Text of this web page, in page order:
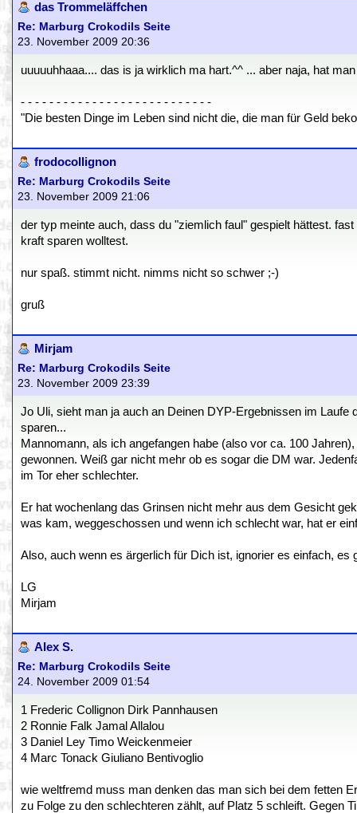
das Trommeläffchen
Re: Marburg Crokodils Seite
23. November 2009 20:36
uuuuuhhaaa.... das is ja wirklich ma hart.^^ ... aber naja, hat
- - - - - - - - - - - - - - - - - - - - - - - - - - -
"Die besten Dinge im Leben sind nicht die, die man für Geld
frodocollignon
Re: Marburg Crokodils Seite
23. November 2009 21:06
der typ meinte auch, dass du "ziemlich faul" gespielt hättest.
kraft sparen wolltest.
nur spaß. stimmt nicht. nimms nicht so schwer ;-)
gruß
Mirjam
Re: Marburg Crokodils Seite
23. November 2009 23:39
Jo Uli, sieht man ja auch an Deinen DYP-Ergebnissen im
sparen...
Mannomann, als ich angefangen habe (also vor ca. 100
gewonnen. Weiß gar nicht mehr ob es sogar die DM war.
im Tor eher schlechter.
Er hat wochenlang das Grinsen nicht mehr aus dem Gesicht
was kam, weggeschossen und wenn ich schlecht war, hat er
Also, auch wenn es ärgerlich für Dich ist, ignorier es einfach, es
LG
Mirjam
Alex S.
Re: Marburg Crokodils Seite
24. November 2009 01:54
1 Frederic Collignon Dirk Pannhausen
2 Ronnie Falk Jamal Allalou
3 Daniel Ley Timo Weickenmeier
4 Marc Tonack Giuliano Bentivoglio
wie weltfremd muss man denken das man sich bei dem fetten
zu Folge zu den schlechteren zählt, auf Platz 5 schleift. Gegen